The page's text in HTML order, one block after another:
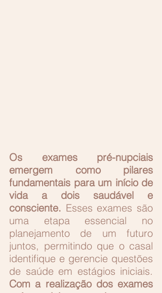
Os exames pré-nupciais
emergem como pilares
fundamentais para um início de
vida a dois saudável e
consciente. Esses exames são
uma etapa essencial no
planejamento de um futuro
juntos, permitindo que o casal
identifique e gerencie questões
Com a realização dos exames